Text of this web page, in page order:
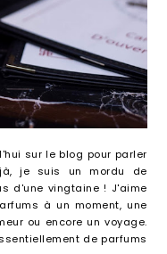
sur le blog pour parler
je suis un mordu de
d'une vingtaine ! J'aime
à un moment, une
ou encore un voyage.
de parfums